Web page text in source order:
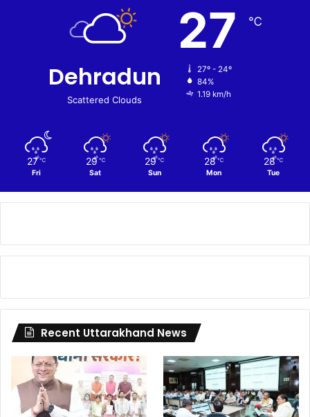
Dehradun
Scattered Clouds
27 ℃
27º - 24º
84%
1.19 km/h
27 ℃
Fri
29 ℃
Sat
29 ℃
Sun
28 ℃
Mon
28 ℃
Tue
Recent Uttarakhand News